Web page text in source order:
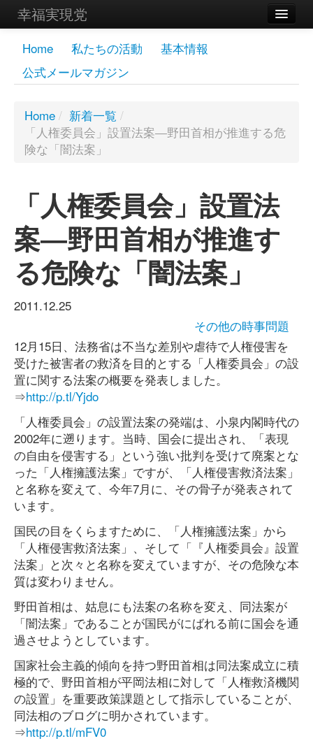
幸福実現党
メンバーズページ
党員
お問い合わせ
Home 私たちの活動
基本情報
公式メールマガジン
Home / 新着一覧 /
「人権委員会」設置法案―野田首相が推進する危
険な「闇法案」
「人権委員会」設置法
案―野田首相が推進す
る危険な「闇法案」
2011.12.25
その他の時事問題
12月15日、法務省は不当な差別や虐待で人権侵害を
受けた被害者の救済を目的とする「人権委員会」の設
置に関する法案の概要を発表しました。
⇒http://p.tl/Yjdo
「人権委員会」の設置法案の発端は、小泉内閣時代の
2002年に遡ります。当時、国会に提出され、「表現
の自由を侵害する」という強い批判を受けて廃案とな
った「人権擁護法案」ですが、「人権侵害救済法案」
と名称を変えて、今年7月に、その骨子が発表されて
います。
国民の目をくらますために、「人権擁護法案」から
「人権侵害救済法案」、そして「『人権委員会』設置
法案」と次々と名称を変えていますが、その危険な本
質は変わりません。
野田首相は、姑息にも法案の名称を変え、同法案が
「闇法案」であることが国民がにばれる前に国会を通
過させようとしています。
国家社会主義的傾向を持つ野田首相は同法案成立に積
極的で、野田首相が平岡法相に対して「人権救済機関
の設置」を重要政策課題として指示していることが、
同法相のブログに明かされています。
⇒http://p.tl/mFV0